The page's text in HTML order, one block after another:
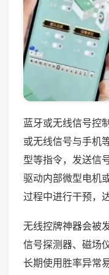
蓝牙或无线信号控
或无线信号与手机
型等指令，发送信
驱动内部微型电机
过程中进行干预，
无线控牌神器会被
信号探测器、磁场
长期使用胜率异常